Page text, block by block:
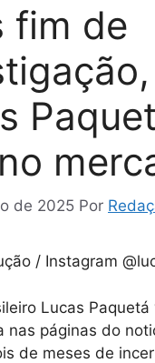
fim de
de 2025 Por
/ Instagram
Lucas
nas páginas do
de meses de